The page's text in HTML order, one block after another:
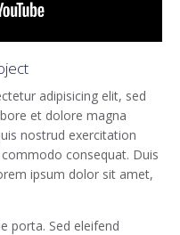
adipisicing elit, sed
et dolore magna
nostrud exercitation
consequat. Duis
ipsum dolor sit amet,
porta. Sed eleifend